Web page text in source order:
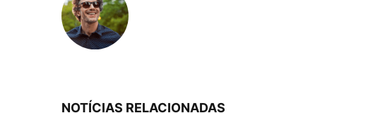
NOTÍCIAS RELACIONADAS